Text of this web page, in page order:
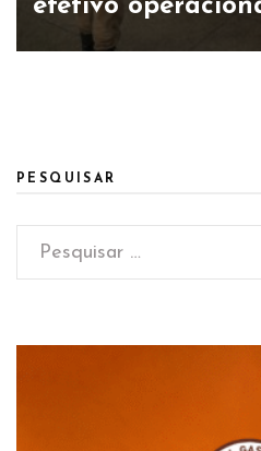
efetivo
PESQUISAR
Pesquisar
por: